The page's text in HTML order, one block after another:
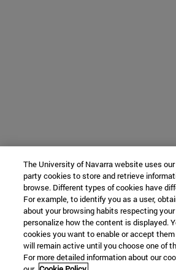
The University of Navarra website uses
party cookies to store and retrieve
browse. Different types of cookies have
For example, to identify you as a user,
about your browsing habits respecting
personalize how the content is displayed.
cookies you want to enable or accept
will remain active until you choose one of
For more detailed information about our